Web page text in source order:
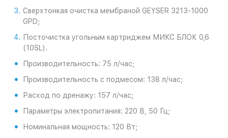
Сверхтонкая очистка мембраной GEYSER 3213-1000
GPD;
Посточистка угольным картриджем МИКС БЛОК 0,6
(10SL).
Производительность: 75 л/час;
Производительность с подмесом: 138 л/час;
Расход по дренажу: 157 л/час;
Параметры электропитания: 220 В, 50 Гц;
Номинальная мощность: 120 Вт;